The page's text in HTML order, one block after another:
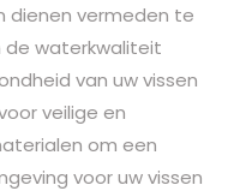
dienen vermeden te
de waterkwaliteit
van uw vissen
veilige en
om een
voor uw vissen